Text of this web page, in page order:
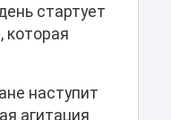
стартует
которая
наступит
агитация